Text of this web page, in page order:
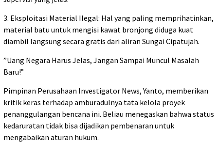
3. ​Eksploitasi Material Ilegal: Hal yang paling memprihatinkan,
material batu untuk mengisi kawat bronjong diduga kuat
diambil langsung secara gratis dari aliran Sungai Cipatujah.
​”Uang Negara Harus Jelas, Jangan Sampai Muncul Masalah
Baru!”
​Pimpinan Perusahaan Investigator News, Yanto, memberikan
kritik keras terhadap amburadulnya tata kelola proyek
penanggulangan bencana ini. Beliau menegaskan bahwa status
kedaruratan tidak bisa dijadikan pembenaran untuk
mengabaikan aturan hukum.